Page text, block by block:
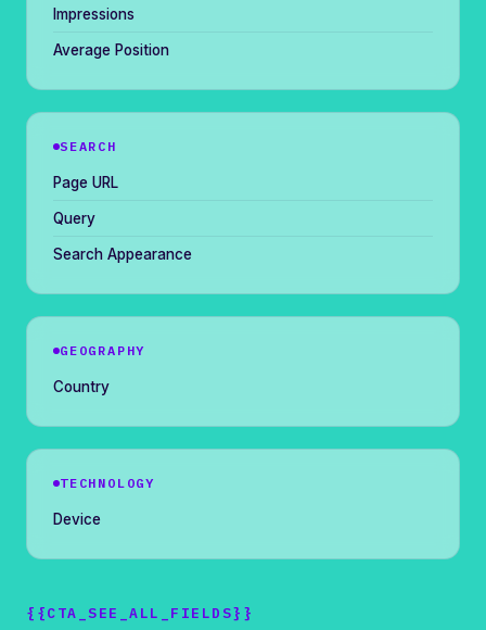
Impressions
Average Position
SEARCH
Page URL
Query
Search Appearance
GEOGRAPHY
Country
TECHNOLOGY
Device
{{CTA_SEE_ALL_FIELDS}}